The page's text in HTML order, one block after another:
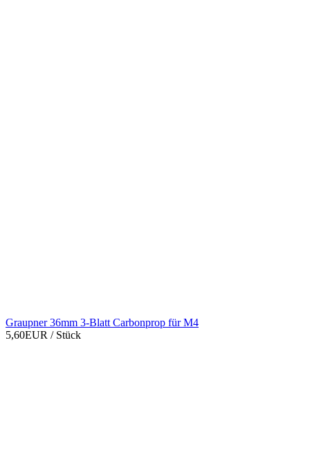
Graupner 36mm 3-Blatt Carbonprop für M4
5,60EUR / Stück